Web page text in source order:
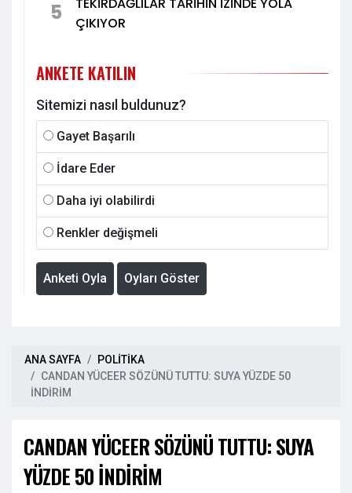
5
ÇIKIYOR
ANKETE KATILIN
Sitemizi nasıl buldunuz?
Gayet Başarılı
İdare Eder
Daha iyi olabilirdi
Renkler değişmeli
Anketi Oyla Oyları Göster
ANA SAYFA
POLİTİKA
CANDAN YÜCEER SÖZÜNÜ TUTTU: SUYA YÜZDE 50
İNDİRİM
CANDAN YÜCEER SÖZÜNÜ TUTTU: SUYA
YÜZDE 50 İNDİRİM